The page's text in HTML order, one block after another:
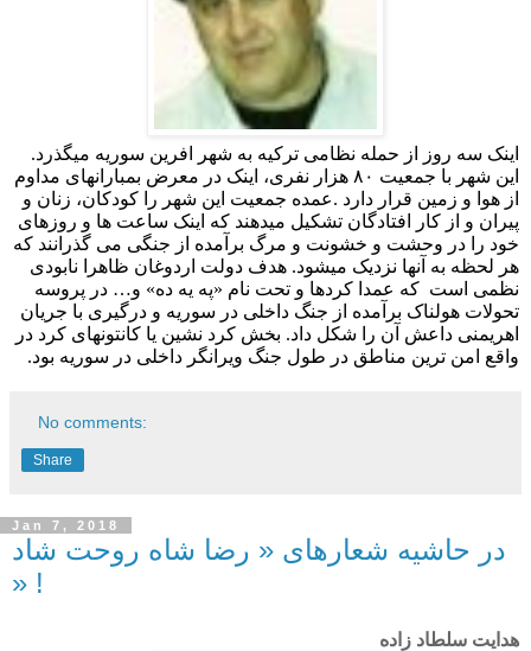
اینک سه روز از حمله نظامی ترکیه به شهر افرین سوریه میگذرد.
این شهر با جمعیت ۸۰ هزار نفری، اینک در معرض بمبارانهای مداوم
از هوا و زمین قرار دارد .عمده جمعیت این شهر را کودکان، زنان و
پیران و از کار افتادگان تشکیل میدهند که اینک ساعت ها و روزهای
خود را در وحشت و خشونت و مرگ برآمده از جنگی می گذرانند که
هر لحظه به آنها نزدیک میشود. هدف دولت اردوغان ظاهرا نابودی
نظمی است که عمدا کردها و تحت نام «په یه ده» و… در پروسه
تحولات هولناک برآمده از جنگ داخلی در سوریه و درگیری با جریان
اهریمنی داعش آن را شکل داد. بخش کرد نشین یا کانتونهای کرد در
واقع امن ترین مناطق در طول جنگ ویرانگر داخلی در سوریه بود.
No comments:
Share
Jan 7, 2018
در حاشیه شعارهای « رضا شاه روحت شاد
» !
هدایت سلطاد زاده